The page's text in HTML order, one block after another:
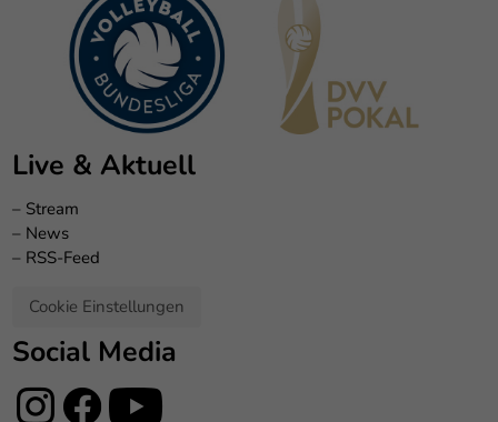
Live & Aktuell
– Stream
– News
– RSS-Feed
Cookie Einstellungen
Social Media